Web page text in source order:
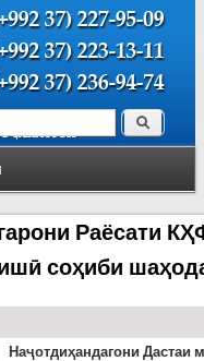
поиска Поиск
Раёсати
соҳиби
Наҷотдиҳандагони Дастаи